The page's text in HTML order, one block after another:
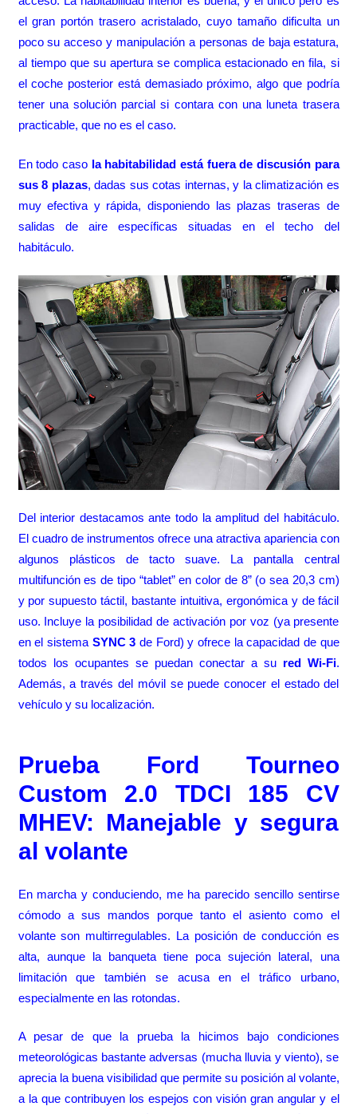
el gran portón trasero acristalado, cuyo tamaño dificulta un
poco su acceso y manipulación a personas de baja estatura,
al tiempo que su apertura se complica estacionado en fila, si
el coche posterior está demasiado próximo, algo que podría
tener una solución parcial si contara con una luneta trasera
practicable, que no es el caso.
En todo caso la habitabilidad está fuera de discusión para
sus 8 plazas, dadas sus cotas internas, y la climatización es
muy efectiva y rápida, disponiendo las plazas traseras de
salidas de aire específicas situadas en el techo del
habitáculo.
Del interior destacamos ante todo la amplitud del habitáculo.
El cuadro de instrumentos ofrece una atractiva apariencia con
algunos plásticos de tacto suave. La pantalla central
multifunción es de tipo “tablet” en color de 8” (o sea 20,3 cm)
y por supuesto táctil, bastante intuitiva, ergonómica y de fácil
uso. Incluye la posibilidad de activación por voz (ya presente
en el sistema SYNC 3 de Ford) y ofrece la capacidad de que
todos los ocupantes se puedan conectar a su red Wi-Fi.
Además, a través del móvil se puede conocer el estado del
vehículo y su localización.
Prueba Ford Tourneo
Custom 2.0 TDCI 185 CV
MHEV: Manejable y segura
al volante
En marcha y conduciendo, me ha parecido sencillo sentirse
cómodo a sus mandos porque tanto el asiento como el
volante son multirregulables. La posición de conducción es
alta, aunque la banqueta tiene poca sujeción lateral, una
limitación que también se acusa en el tráfico urbano,
especialmente en las rotondas.
A pesar de que la prueba la hicimos bajo condiciones
meteorológicas bastante adversas (mucha lluvia y viento), se
aprecia la buena visibilidad que permite su posición al volante,
a la que contribuyen los espejos con visión gran angular y el